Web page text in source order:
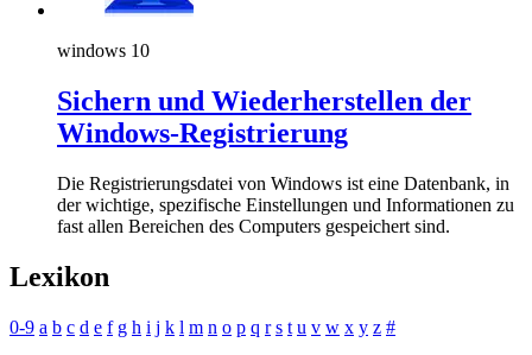
windows 10
Sichern und Wiederherstellen der
Windows-Registrierung
Die Registrierungsdatei von Windows ist eine Datenbank, in
der wichtige, spezifische Einstellungen und Informationen zu
fast allen Bereichen des Computers gespeichert sind.
Lexikon
0-9 a b c d e f g h i j k l m n o p q r s t u v w x y z #